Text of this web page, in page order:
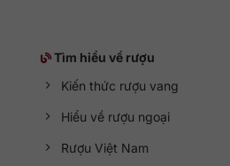
Tìm hiểu về rượu
Kiến thức rượu vang
Hiểu về rượu ngoại
Rượu Việt Nam